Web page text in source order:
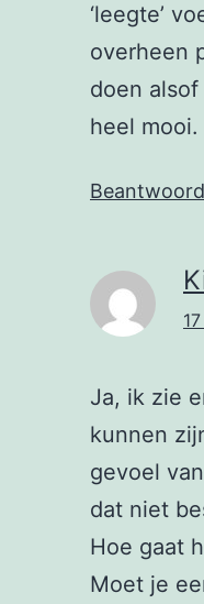
‘leegte’
overheen
doen
heel mooi.
Ja, ik zie
kunnen
gevoel
dat niet
Hoe gaat
Moet je